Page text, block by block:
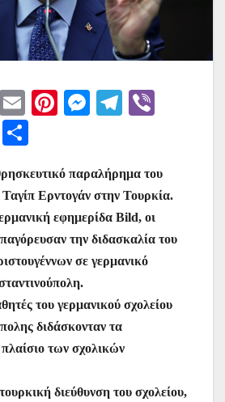
W E
m
ai
l
Pi
e
st
M
s
e
n
g
T
gr
a
m
ρ
α
σ
τε
ίτ
ε
παραλήρημα του
Ερντογάν στην Τουρκία.
εφημερίδα Bild, οι
την διδασκαλία του
σε γερμανικό
του γερμανικού σχολείου
διδάσκονταν τα
των σχολικών
διεύθυνση του σχολείου,